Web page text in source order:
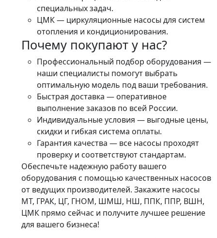
специальных задач.
ЦМК — циркуляционные насосы для систем
отопления и кондиционирования.
Почему покупают у нас?
Профессиональный подбор оборудования —
наши специалисты помогут выбрать
оптимальную модель под ваши требования.
Быстрая доставка — оперативное
выполнение заказов по всей России.
Индивидуальные условия — выгодные цены,
скидки и гибкая система оплаты.
Гарантия качества — все насосы проходят
проверку и соответствуют стандартам.
Обеспечьте надежную работу вашего
оборудования с помощью качественных насосов
от ведущих производителей. Закажите насосы
МТ, ГРАК, ЦГ, ГНОМ, ШМШ, НШ, ППК, ППР, ВШН,
ЦМК прямо сейчас и получите лучшее решение
для вашего бизнеса!